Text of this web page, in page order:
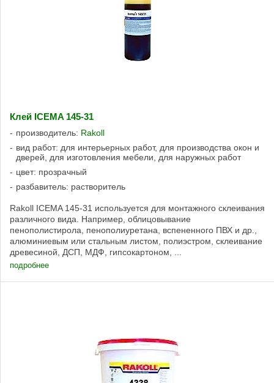
Клей ICEMA 145-31
производитель: Rakoll
вид работ: для интерьерных работ, для производства окон и
дверей, для изготовления мебели, для наружных работ
цвет: прозрачный
разбавитель: растворитель
Rakoll ICEMA 145-31 используется для монтажного склеивания
различного вида. Например, облицовывание
пенополистирола, пенополиуретана, вспененного ПВХ и др.,
алюминиевым или стальным листом, полиэстром, склеивание
древесиной, ДСП, МДФ, гипсокартоном, ...
подробнее